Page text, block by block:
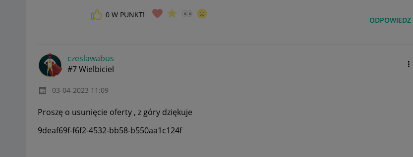
0 W PUNKT!
ODPOWIEDZ
czeslawabus
#7 Wielbiciel
‎03-04-2023 11:09
Proszę o usunięcie oferty , z góry dziękuje
9deaf69f-f6f2-4532-bb58-b550aa1c124f